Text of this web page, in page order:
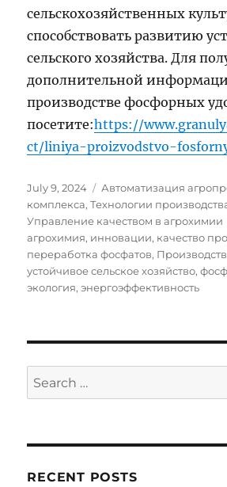
сельскохозяйственных
способствовать развитию
сельского хозяйства. Для
дополнительной
производстве фосфорных
посетите:https://
ct/liniya-proizvodstvo-
Posted
on
July 9, 2024 Categories
Автоматизация
комплекса,Технологии
Управление качеством в агрохимии
агрохимия, инновации, качество
переработка фосфатов,
устойчивое сельское хозяйство,
экология,энергоэффективность
Search
for:
RECENT POSTS